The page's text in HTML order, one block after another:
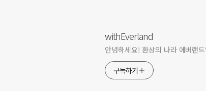
withEverland
안녕하세요! 환상의 나라 에버랜
구독하기